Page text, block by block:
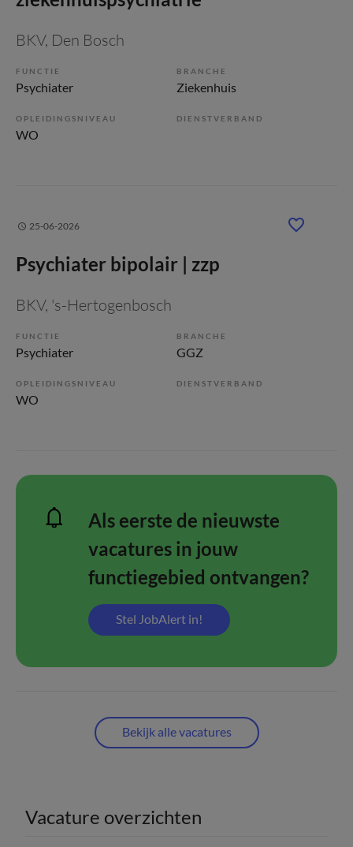
BKV, Den Bosch
FUNCTIE
Psychiater
BRANCHE
Ziekenhuis
OPLEIDINGSNIVEAU
WO
DIENSTVERBAND
25-06-2026
Psychiater bipolair | zzp
BKV, 's-Hertogenbosch
FUNCTIE
Psychiater
BRANCHE
GGZ
OPLEIDINGSNIVEAU
WO
DIENSTVERBAND
Als eerste de nieuwste
vacatures in jouw
functiegebied ontvangen?
Stel JobAlert in!
Bekijk alle vacatures
Vacature overzichten